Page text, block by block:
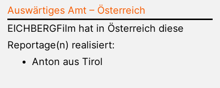
Auswärtiges Amt – Österreich
EICHBERGFilm hat in Österreich diese
Reportage(n) realisiert:
Anton aus Tirol